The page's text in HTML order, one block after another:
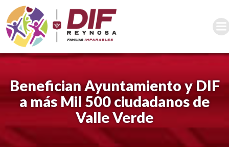
al
contenido
Benefician Ayuntamiento y DIF
a más Mil 500 ciudadanos de
Valle Verde